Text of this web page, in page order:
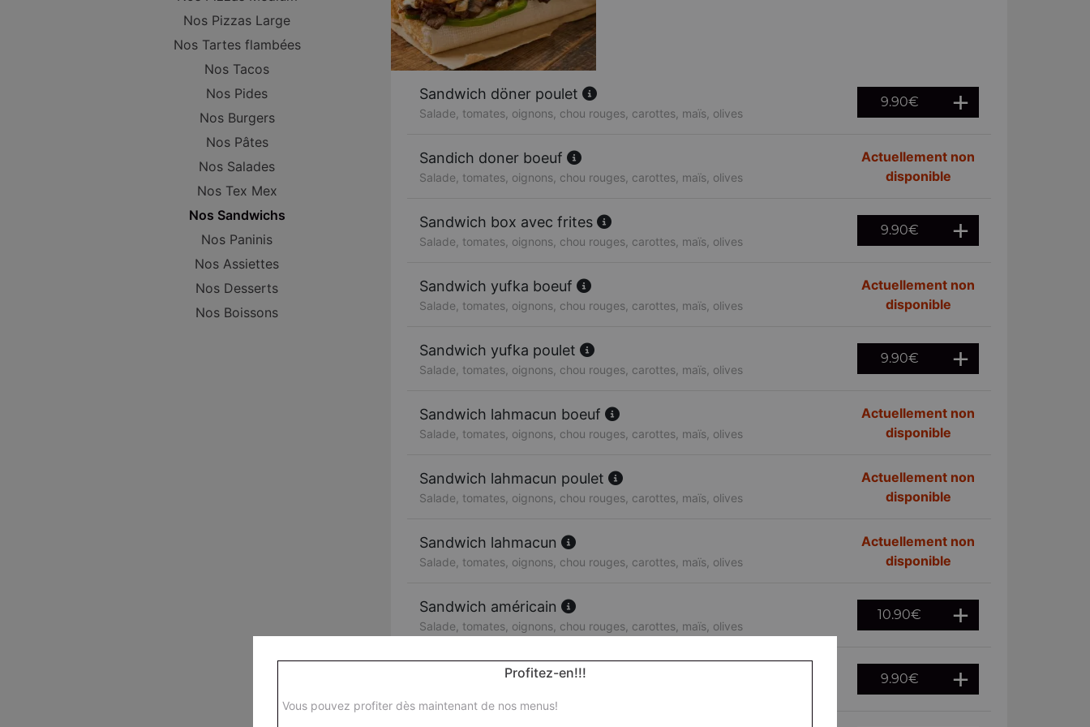
Nos Pizzas Large
Nos Tartes flambées
Nos Tacos
Nos Pides
Nos Burgers
Nos Pâtes
Nos Salades
Nos Tex Mex
Nos Sandwichs
Nos Paninis
Nos Assiettes
Nos Desserts
Nos Boissons
Sandwich döner poulet
Salade, tomates, oignons, chou rouges, carottes, maïs, olives
9.90€
Sandich doner boeuf
Salade, tomates, oignons, chou rouges, carottes, maïs, olives
Actuellement non
disponible
Sandwich box avec frites
Salade, tomates, oignons, chou rouges, carottes, maïs, olives
9.90€
Sandwich yufka boeuf
Salade, tomates, oignons, chou rouges, carottes, maïs, olives
Actuellement non
disponible
Sandwich yufka poulet
Salade, tomates, oignons, chou rouges, carottes, maïs, olives
9.90€
Sandwich lahmacun boeuf
Salade, tomates, oignons, chou rouges, carottes, maïs, olives
Actuellement non
disponible
Sandwich lahmacun poulet
Salade, tomates, oignons, chou rouges, carottes, maïs, olives
Actuellement non
disponible
Sandwich lahmacun
Salade, tomates, oignons, chou rouges, carottes, maïs, olives
Actuellement non
disponible
Sandwich américain
Salade, tomates, oignons, chou rouges, carottes, maïs, olives
10.90€
Sandwich escalope de poulet 9.90€
Profitez-en!!!
Vous pouvez profiter dès maintenant de nos menus!